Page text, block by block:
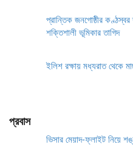
প্রান্তিক জনগোষ্ঠীর
শক্তিশালী ভূমিকার তাগিদ
ইলিশ রক্ষায় মধ্যরাত থেকে
প্রবাস
ভিসার মেয়াদ-ফ্লাইট নিয়ে